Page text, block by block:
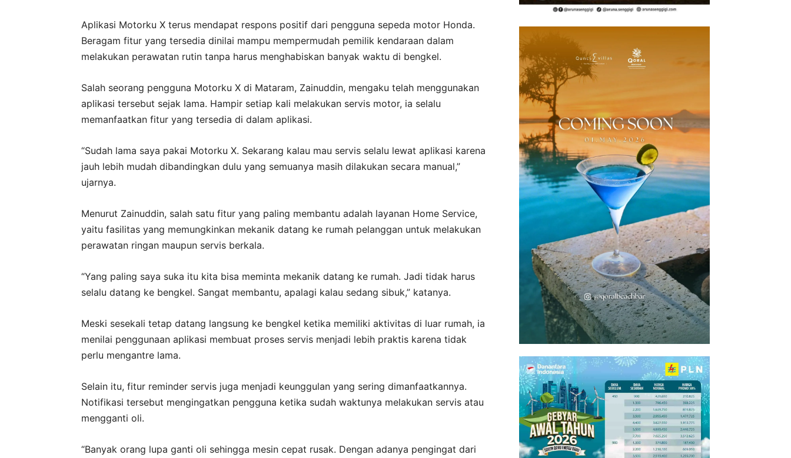
Aplikasi Motorku X terus mendapat respons positif dari pengguna sepeda motor Honda.
Beragam fitur yang tersedia dinilai mampu mempermudah pemilik kendaraan dalam
melakukan perawatan rutin tanpa harus menghabiskan banyak waktu di bengkel.
Salah seorang pengguna Motorku X di Mataram, Zainuddin, mengaku telah menggunakan
aplikasi tersebut sejak lama. Hampir setiap kali melakukan servis motor, ia selalu
memanfaatkan fitur yang tersedia di dalam aplikasi.
“Sudah lama saya pakai Motorku X. Sekarang kalau mau servis selalu lewat aplikasi karena
jauh lebih mudah dibandingkan dulu yang semuanya masih dilakukan secara manual,”
ujarnya.
Menurut Zainuddin, salah satu fitur yang paling membantu adalah layanan Home Service,
yaitu fasilitas yang memungkinkan mekanik datang ke rumah pelanggan untuk melakukan
perawatan ringan maupun servis berkala.
“Yang paling saya suka itu kita bisa meminta mekanik datang ke rumah. Jadi tidak harus
selalu datang ke bengkel. Sangat membantu, apalagi kalau sedang sibuk,” katanya.
Meski sesekali tetap datang langsung ke bengkel ketika memiliki aktivitas di luar rumah, ia
menilai penggunaan aplikasi membuat proses servis menjadi lebih praktis karena tidak
perlu mengantre lama.
Selain itu, fitur reminder servis juga menjadi keunggulan yang sering dimanfaatkannya.
Notifikasi tersebut mengingatkan pengguna ketika sudah waktunya melakukan servis atau
mengganti oli.
“Banyak orang lupa ganti oli sehingga mesin cepat rusak. Dengan adanya pengingat dari